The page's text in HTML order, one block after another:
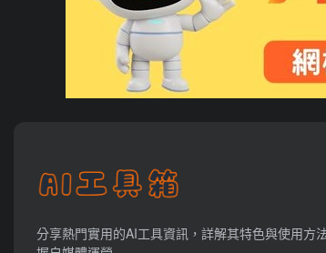
分享熱門實用的AI工具資訊，詳解其特色與使用方